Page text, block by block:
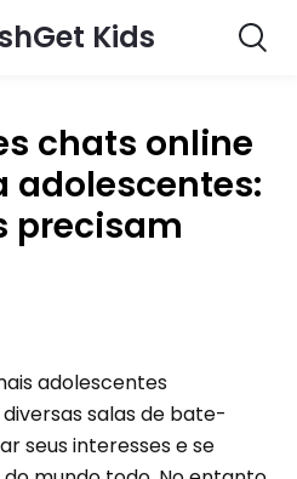
Kids
chats online
adolescentes:
precisam
adolescentes
salas de bate-
seus interesses e se